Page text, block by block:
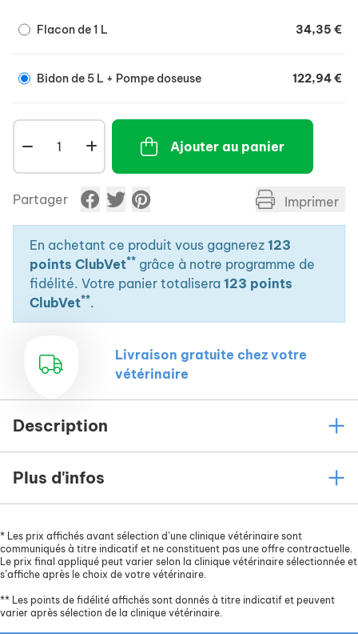
- Effet tonifiant et défatigant bénéfique pour le
- Aromatisé au Yucca pour un goût très savoureux.
Flacon de 1 L 34,35 €
Bidon de 5 L + Pompe doseuse 122,94 €
Ajouter au panier
Partager Imprimer
En achetant ce produit vous gagnerez 123
points ClubVet** grâce à notre programme de
fidélité. Votre panier totalisera 123 points
ClubVet**.
Livraison gratuite chez votre
vétérinaire
Description
Plus d'infos
* Les prix affichés avant sélection d’une clinique vétérinaire sont
communiqués à titre indicatif et ne constituent pas une offre contractuelle.
Le prix final appliqué peut varier selon la clinique vétérinaire sélectionnée et
s’affiche après le choix de votre vétérinaire.
** Les points de fidélité affichés sont donnés à titre indicatif et peuvent
varier après sélection de la clinique vétérinaire.